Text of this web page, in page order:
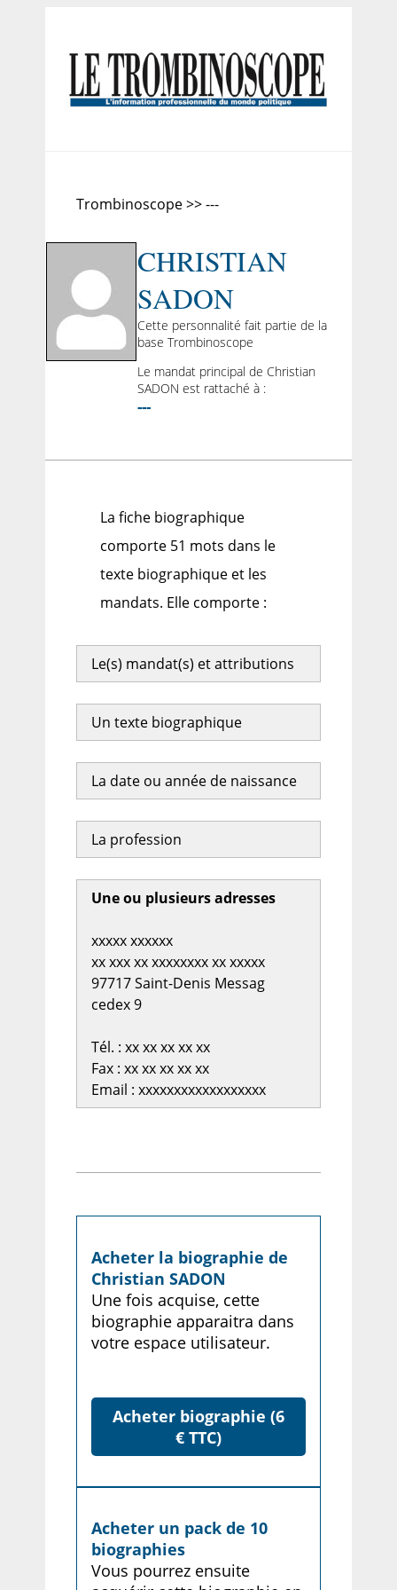
Trombinoscope >> ---
CHRISTIAN
SADON
Cette personnalité fait partie de la
base Trombinoscope
Le mandat principal de Christian
SADON est rattaché à :
---
La fiche biographique
comporte 51 mots dans le
texte biographique et les
mandats. Elle comporte :
Le(s) mandat(s) et attributions
Un texte biographique
La date ou année de naissance
La profession
Une ou plusieurs adresses
xxxxx xxxxxx
xx xxx xx xxxxxxxx xx xxxxx
97717 Saint-Denis Messag
cedex 9
Tél. : xx xx xx xx xx
Fax : xx xx xx xx xx
Email : xxxxxxxxxxxxxxxxxx
Acheter la biographie de
Christian SADON
Une fois acquise, cette
biographie apparaitra dans
votre espace utilisateur.
Acheter biographie (6
€ TTC)
Acheter un pack de 10
biographies
Vous pourrez ensuite